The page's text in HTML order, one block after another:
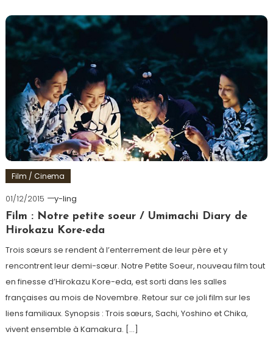
Film / Cinema
01/12/2015
y-ling
Film : Notre petite soeur / Umimachi Diary de
Hirokazu Kore-eda
Trois sœurs se rendent à l’enterrement de leur père et y
rencontrent leur demi-sœur. Notre Petite Soeur, nouveau film tout
en finesse d’Hirokazu Kore-eda, est sorti dans les salles
françaises au mois de Novembre. Retour sur ce joli film sur les
liens familiaux. Synopsis : Trois sœurs, Sachi, Yoshino et Chika,
vivent ensemble à Kamakura. […]